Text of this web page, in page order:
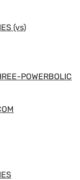
(vs)
POWERBOLIC